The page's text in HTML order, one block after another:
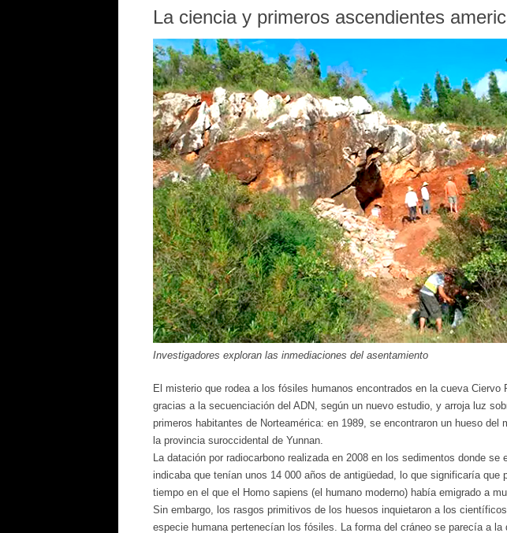
La ciencia y primeros ascendientes
Investigadores exploran las inmediaciones del asentamiento
El misterio que rodea a los fósiles humanos encontrados en la cueva Ciervo
gracias a la secuenciación del ADN, según un nuevo estudio, y arroja luz
primeros habitantes de Norteamérica: en 1989, se encontraron un hueso del
la provincia suroccidental de Yunnan.
La datación por radiocarbono realizada en 2008 en los sedimentos donde se
indicaba que tenían unos 14 000 años de antigüedad, lo que significaría que
tiempo en el que el Homo sapiens (el humano moderno) había emigrado a
Sin embargo, los rasgos primitivos de los huesos inquietaron a los
especie humana pertenecían los fósiles. La forma del cráneo se parecía a la